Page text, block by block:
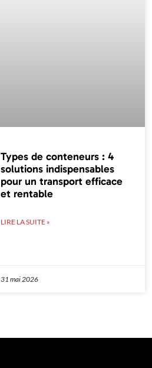
Types de conteneurs : 4
solutions indispensables
pour un transport efficace
et rentable
LIRE LA SUITE »
31 mai 2026